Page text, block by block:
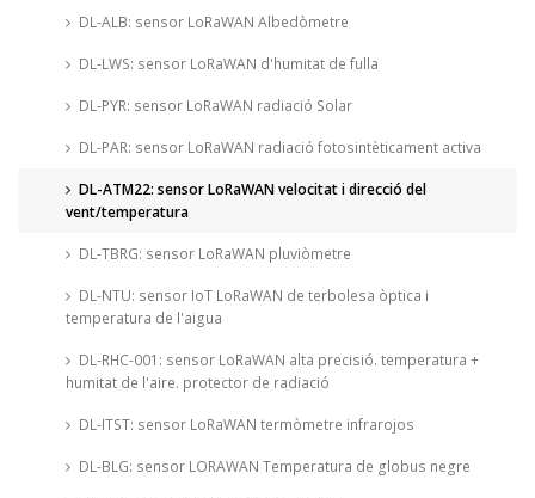
DL-ALB: sensor LoRaWAN Albedòmetre
DL-LWS: sensor LoRaWAN d'humitat de fulla
DL-PYR: sensor LoRaWAN radiació Solar
DL-PAR: sensor LoRaWAN radiació fotosintèticament activa
DL-ATM22: sensor LoRaWAN velocitat i direcció del
vent/temperatura
DL-TBRG: sensor LoRaWAN pluviòmetre
DL-NTU: sensor IoT LoRaWAN de terbolesa òptica i
temperatura de l'aigua
DL-RHC-001: sensor LoRaWAN alta precisió. temperatura +
humitat de l'aire. protector de radiació
DL-ITST: sensor LoRaWAN termòmetre infrarojos
DL-BLG: sensor LORAWAN Temperatura de globus negre